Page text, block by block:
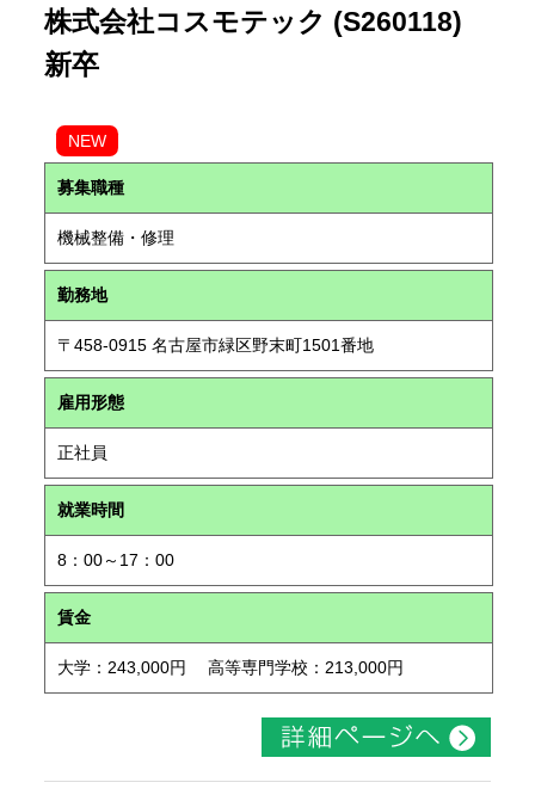
株式会社コスモテック (S260118)
新卒
NEW
募集職種
機械整備・修理
勤務地
〒458-0915 名古屋市緑区野末町1501番地
雇用形態
正社員
就業時間
8：00～17：00
賃金
大学：243,000円 高等専門学校：213,000円